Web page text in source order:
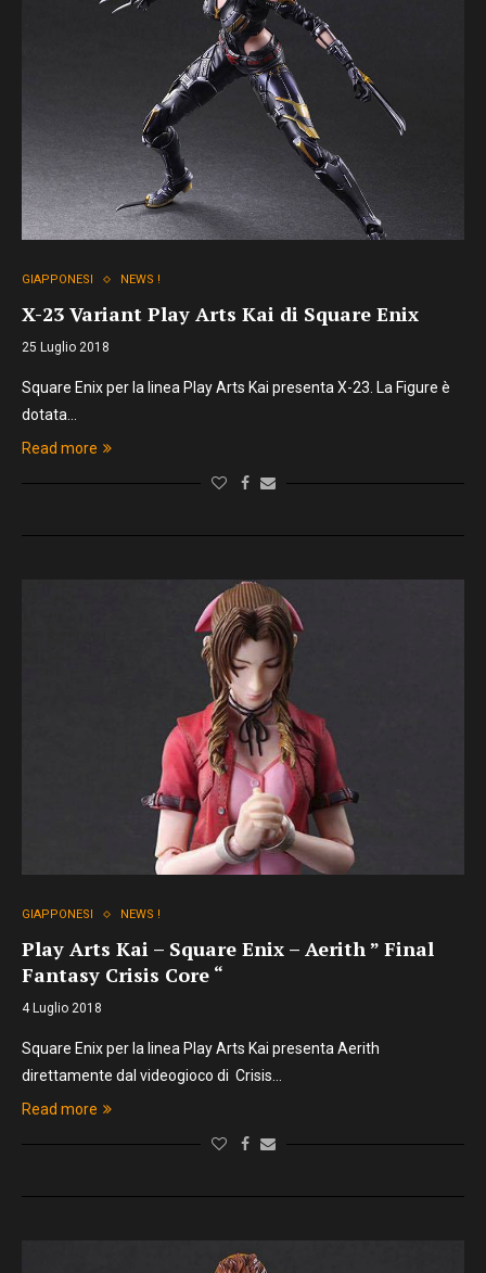
GIAPPONESI NEWS !
X-23 Variant Play Arts Kai di Square Enix
25 Luglio 2018
Square Enix per la linea Play Arts Kai presenta X-23. La Figure è
dotata…
Read more
GIAPPONESI NEWS !
Play Arts Kai – Square Enix – Aerith ” Final
Fantasy Crisis Core “
4 Luglio 2018
Square Enix per la linea Play Arts Kai presenta Aerith
direttamente dal videogioco di Crisis…
Read more